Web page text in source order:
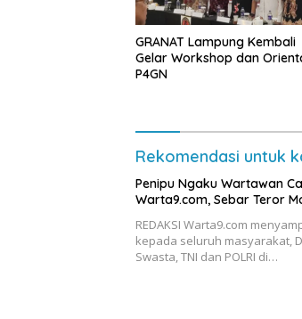
GRANAT Lampung Kembali
Gelar Workshop dan
P4GN
Rekomendasi untuk
Penipu Ngaku Wartawan
Warta9.com, Sebar Teror
REDAKSI Warta9.com
kepada seluruh masyarakat,
Swasta, TNI dan POLRI di…